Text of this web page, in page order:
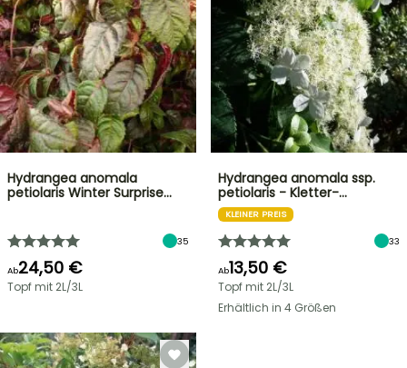
Hydrangea anomala
petiolaris Winter Surprise…
35
Ab24,50 €
Topf mit 2L/3L
Hydrangea anomala ssp.
petiolaris - Kletter-…
KLEINER PREIS
33
Ab13,50 €
Topf mit 2L/3L
Erhältlich in 4 Größen